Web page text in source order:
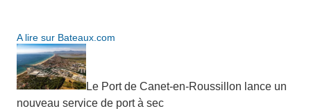
A lire sur Bateaux.com
Le Port de Canet-en-Roussillon lance un
nouveau service de port à sec